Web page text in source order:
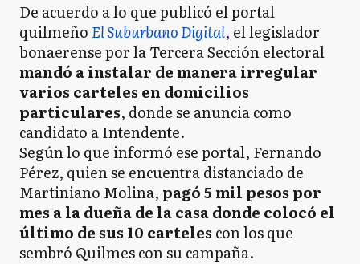
De acuerdo a lo que publicó el portal
quilmeño El Suburbano Digital, el legislador
bonaerense por la Tercera Sección electoral
mandó a instalar de manera irregular
varios carteles en domicilios
particulares, donde se anuncia como
candidato a Intendente.
Según lo que informó ese portal, Fernando
Pérez, quien se encuentra distanciado de
Martiniano Molina, pagó 5 mil pesos por
mes a la dueña de la casa donde colocó el
último de sus 10 carteles con los que
sembró Quilmes con su campaña.